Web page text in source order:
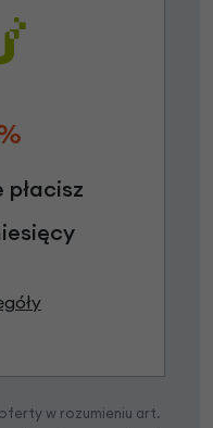
płacisz
w rozumieniu art.